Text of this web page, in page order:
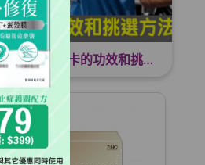
男士救星？拆解黑瑪卡的功效和挑選方法